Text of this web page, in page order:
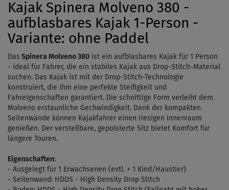
Kajak Spinera Molveno 380 -
aufblasbares Kajak 1-Person -
Variante: ohne Paddel
Das Spinera Molveno 380 ist ein aufblasbares Kajak für 1 Person
- ideal für Fahrer, die ein stabiles Kajak aus Drop-Stitch-Material
suchen. Das Kajak ist mit der Drop-Stitch-Technologie
konstruiert, die ihm eine perfekte Steifigkeit und
Fahreigenschaften garantiert. Die schnittige Form verleiht dem
Molveno erstaunliche Gechwindigkeit. Dank der kompakten
Seitenwände können Kajakfahrer einen riesigen Innenraum
genießen. Der verstellbare, gepolsterte Sitz bietet Komfort für
längere Touren.
Eigenschaften:
- Ausgelegt für 1 Erwachsenen (evtl. + 1 Kind/Haustier)
- Seitenwand: HDDS - High Density Drop Stitch